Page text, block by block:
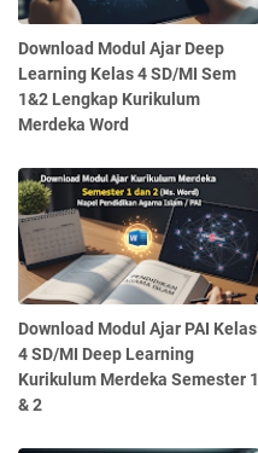
Download Modul Ajar Deep
Learning Kelas 4 SD/MI Sem
1&2 Lengkap Kurikulum
Merdeka Word
Download Modul Ajar PAI Kelas
4 SD/MI Deep Learning
Kurikulum Merdeka Semester 1
& 2